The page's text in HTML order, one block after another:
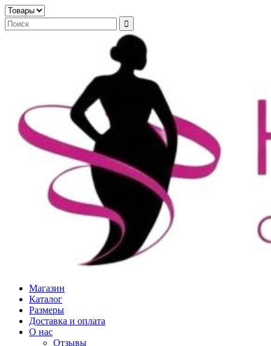
Магазин
Каталог
Размеры
Доставка и оплата
О нас
Отзывы